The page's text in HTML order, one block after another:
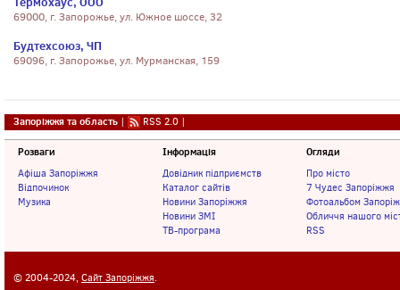
69000, г. Запорожье, ул. Южное шоссе, 32
Будтехсоюз, ЧП
69096, г. Запорожье, ул. Мурманская, 159
Запоріжжя та область | RSS 2.0 |
Розваги
Афіша Запоріжжя
Відпочинок
Музика
Інформація
Довідник підприємств
Каталог сайтів
Новини Запоріжжя
Новини ЗМІ
ТВ-програма
Огляди
Про місто
7 Чудес Запоріжжя
Фотоальбом
Обличчя нашого
RSS
© 2004-2024, Сайт Запоріжжя.